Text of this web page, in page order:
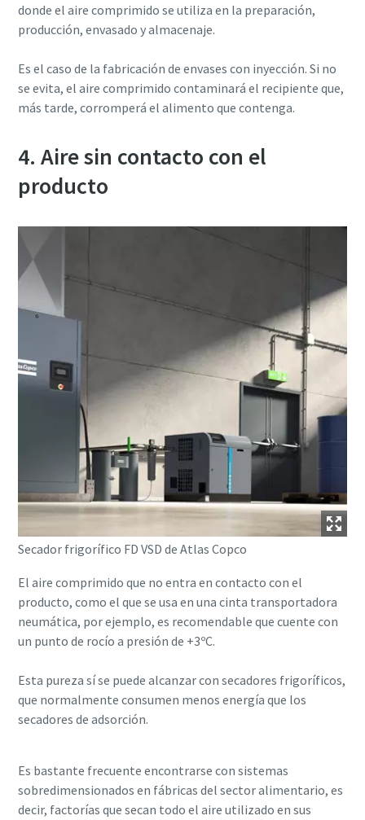
donde el aire comprimido se utiliza en la preparación,
producción, envasado y almacenaje.
Es el caso de la fabricación de envases con inyección. Si no
se evita, el aire comprimido contaminará el recipiente que,
más tarde, corromperá el alimento que contenga.
4. Aire sin contacto con el
producto
Secador frigorífico FD VSD de Atlas Copco
El aire comprimido que no entra en contacto con el
producto, como el que se usa en una cinta transportadora
neumática, por ejemplo, es recomendable que cuente con
un punto de rocío a presión de +3ºC.
Esta pureza sí se puede alcanzar con secadores frigoríficos,
que normalmente consumen menos energía que los
secadores de adsorción.
Es bastante frecuente encontrarse con sistemas
sobredimensionados en fábricas del sector alimentario, es
decir, factorías que secan todo el aire utilizado en sus